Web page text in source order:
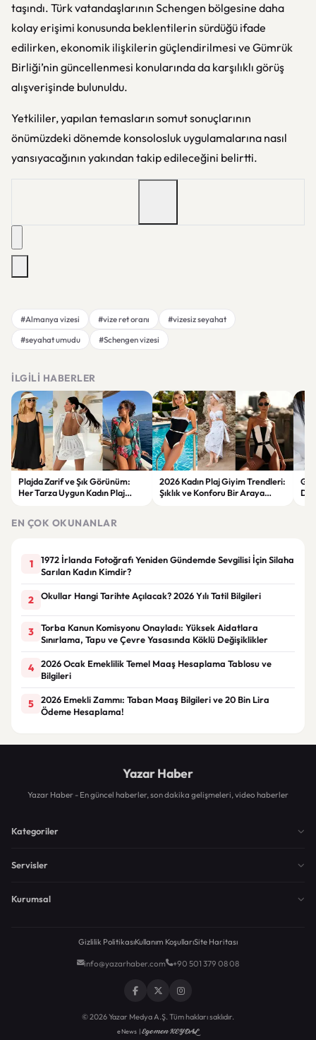
taşındı. Türk vatandaşlarının Schengen bölgesine daha
kolay erişimi konusunda beklentilerin sürdüğü ifade
edilirken, ekonomik ilişkilerin güçlendirilmesi ve Gümrük
Birliği’nin güncellenmesi konularında da karşılıklı görüş
alışverişinde bulunuldu.
Yetkililer, yapılan temasların somut sonuçlarının
önümüzdeki dönemde konsolosluk uygulamalarına nasıl
yansıyacağının yakından takip edileceğini belirtti.
#Almanya vizesi #vize ret oranı
#vizesiz seyahat
#seyahat umudu
#Schengen vizesi
İLGILI HABERLER
Plajda Zarif ve Şık Görünüm:
Her Tarza Uygun Kadın Plaj
2026 Kadın Plaj Giyim Trendleri:
Şıklık ve Konforu Bir Araya
EN ÇOK OKUNANLAR
1
1972 İrlanda Fotoğrafı Yeniden Gündemde Sevgilisi İçin Silaha
Sarılan Kadın Kimdir?
2 Okullar Hangi Tarihte Açılacak? 2026 Yılı Tatil Bilgileri
3
Torba Kanun Komisyonu Onayladı: Yüksek Aidatlara
Sınırlama, Tapu ve Çevre Yasasında Köklü Değişiklikler
4
2026 Ocak Emeklilik Temel Maaş Hesaplama Tablosu ve
Bilgileri
5
2026 Emekli Zammı: Taban Maaş Bilgileri ve 20 Bin Lira
Ödeme Hesaplama!
Yazar Haber
Yazar Haber - En güncel haberler, son dakika gelişmeleri, video haberler
Kategoriler
Servisler
Kurumsal
Gizlilik PolitikasıKullanım KoşullarıSite Haritası
info@yazarhaber.com +90 501 379 08 08
© 2026 Yazar Medya A.Ş. Tüm hakları saklıdır.
eNews |Egemen KEYDAL